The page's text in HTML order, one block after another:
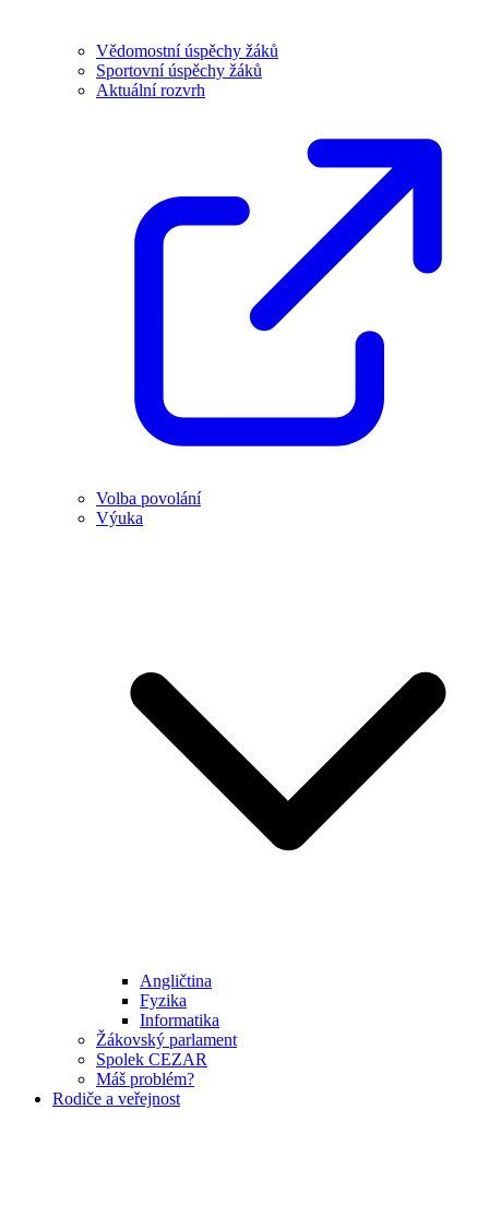
Vědomostní úspěchy žáků
Sportovní úspěchy žáků
Aktuální rozvrh
Volba povolání
Výuka
Angličtina
Fyzika
Informatika
Žákovský parlament
Spolek CEZAR
Máš problém?
Rodiče a veřejnost